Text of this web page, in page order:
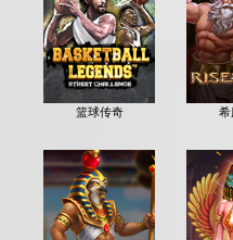
篮球传奇 希